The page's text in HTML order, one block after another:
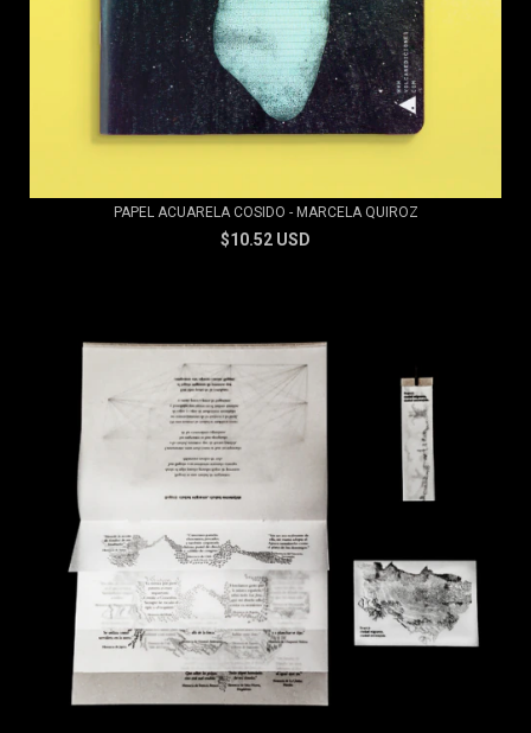
PAPEL ACUARELA COSIDO - MARCELA QUIROZ
$10.52 USD